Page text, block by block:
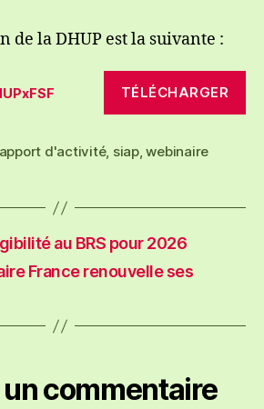
de la DHUP est la suivante :
TÉLÉCHARGER
d'activité, siap,webinaire
au BRS pour 2026
France renouvelle ses
commentaire